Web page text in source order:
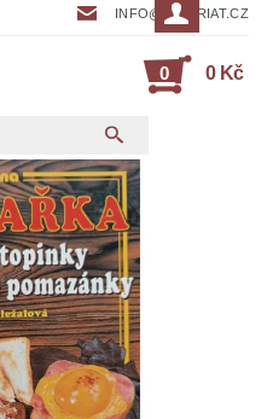
INFO@EKVARIAT.CZ
0 0 Kč